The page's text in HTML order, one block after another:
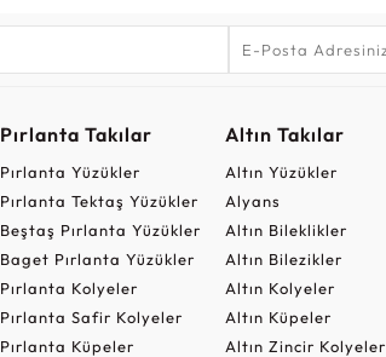
Pırlanta Takılar
Pırlanta Yüzükler
Pırlanta Tektaş Yüzükler
Beştaş Pırlanta Yüzükler
Baget Pırlanta Yüzükler
Pırlanta Kolyeler
Pırlanta Safir Kolyeler
Pırlanta Küpeler
Altın Takılar
Altın Yüzükler
Alyans
Altın Bileklikler
Altın Bilezikler
Altın Kolyeler
Altın Küpeler
Altın Zincir Kolyeler